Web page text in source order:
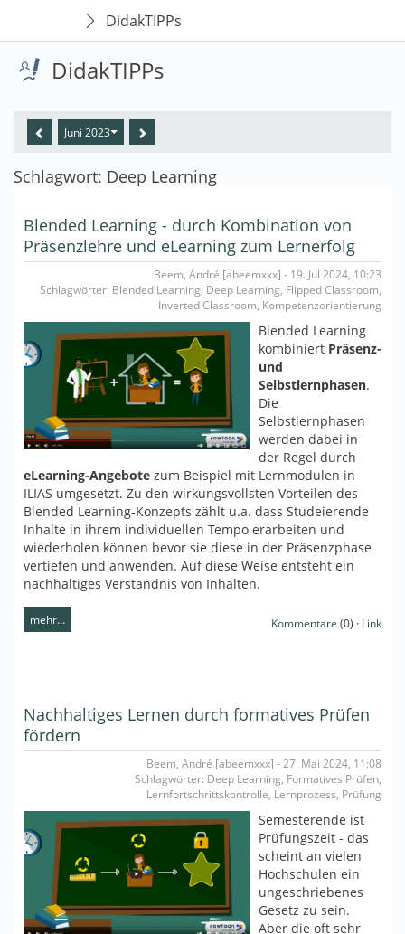
DidakTIPPs
DidakTIPPs
Juni 2023
Schlagwort: Deep Learning
Blended Learning - durch Kombination von
Präsenzlehre und eLearning zum Lernerfolg
Beem, André [abeemxxx] - 19. Jul 2024, 10:23
Schlagwörter: Blended Learning, Deep Learning, Flipped Classroom,
Inverted Classroom, Kompetenzorientierung
Blended Learning
kombiniert Präsenz-
und
Selbstlernphasen.
Die
Selbstlernphasen
werden dabei in
der Regel durch
eLearning-Angebote zum Beispiel mit Lernmodulen in
ILIAS umgesetzt. Zu den wirkungsvollsten Vorteilen des
Blended Learning-Konzepts zählt u.a. dass Studeierende
Inhalte in ihrem individuellen Tempo erarbeiten und
wiederholen können bevor sie diese in der Präsenzphase
vertiefen und anwenden. Auf diese Weise entsteht ein
nachhaltiges Verständnis von Inhalten.
mehr… Kommentare (0) · Link
Nachhaltiges Lernen durch formatives Prüfen
fördern
Beem, André [abeemxxx] - 27. Mai 2024, 11:08
Schlagwörter: Deep Learning, Formatives Prüfen,
Lernfortschrittskontrolle, Lernprozess, Prüfung
Semesterende ist
Prüfungszeit - das
scheint an vielen
Hochschulen ein
ungeschriebenes
Gesetz zu sein.
Aber die oft sehr